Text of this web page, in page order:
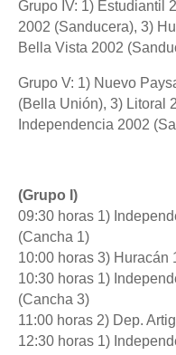
Grupo IV: 1) Estudiantil
2002 (Sanducera), 3)
Bella Vista 2002
Grupo V: 1) Nuevo
(Bella Unión), 3) Litoral
Independencia 2002
(Grupo I)
09:30 horas 1)
(Cancha 1)
10:00 horas 3) Huracán
10:30 horas 1)
(Cancha 3)
11:00 horas 2) Dep.
12:30 horas 1)